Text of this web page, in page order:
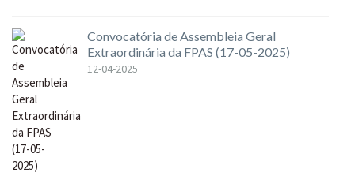
Convocatória de Assembleia Geral
Extraordinária da FPAS (17-05-2025)
12-04-2025